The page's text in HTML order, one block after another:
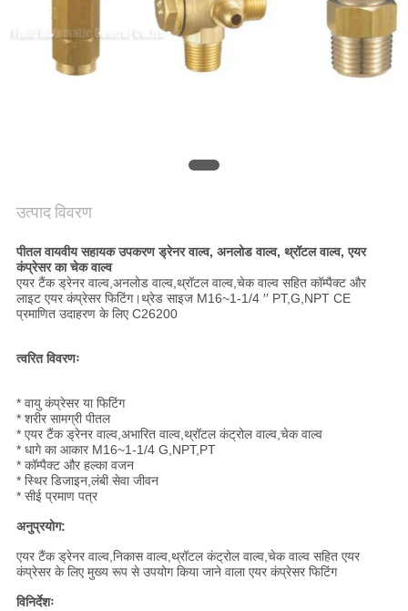
PRIVACY
POLICY
उत्पाद विवरण
पीतल वायवीय सहायक उपकरण ड्रेनर वाल्व, अनलोड वाल्व, थ्रॉटल वाल्व, एयर
कंप्रेसर का चेक वाल्व
एयर टैंक ड्रेनर वाल्व,अनलोड वाल्व,थ्रॉटल वाल्व,चेक वाल्व सहित कॉम्पैक्ट और
लाइट एयर कंप्रेसर फिटिंग।थ्रेड साइज M16~1-1/4 ′′ PT,G,NPT CE
प्रमाणित उदाहरण के लिए C26200
त्वरित विवरणः
* वायु कंप्रेसर या फिटिंग
* शरीर सामग्री पीतल
* एयर टैंक ड्रेनर वाल्व,अभारित वाल्व,थ्रॉटल कंट्रोल वाल्व,चेक वाल्व
* धागे का आकार M16~1-1/4 G,NPT,PT
* कॉम्पैक्ट और हल्का वजन
* स्थिर डिजाइन,लंबी सेवा जीवन
* सीई प्रमाण पत्र
अनुप्रयोग:
एयर टैंक ड्रेनर वाल्व,निकास वाल्व,थ्रॉटल कंट्रोल वाल्व,चेक वाल्व सहित एयर
कंप्रेसर के लिए मुख्य रूप से उपयोग किया जाने वाला एयर कंप्रेसर फिटिंग
विनिर्देशः